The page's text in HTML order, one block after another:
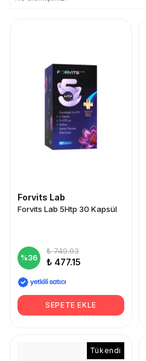
Forvits Lab
Forvits Lab 5Htp 30 Kapsül
%36
₺ 749.93
₺ 477.15
SEPETE EKLE
Tükendi